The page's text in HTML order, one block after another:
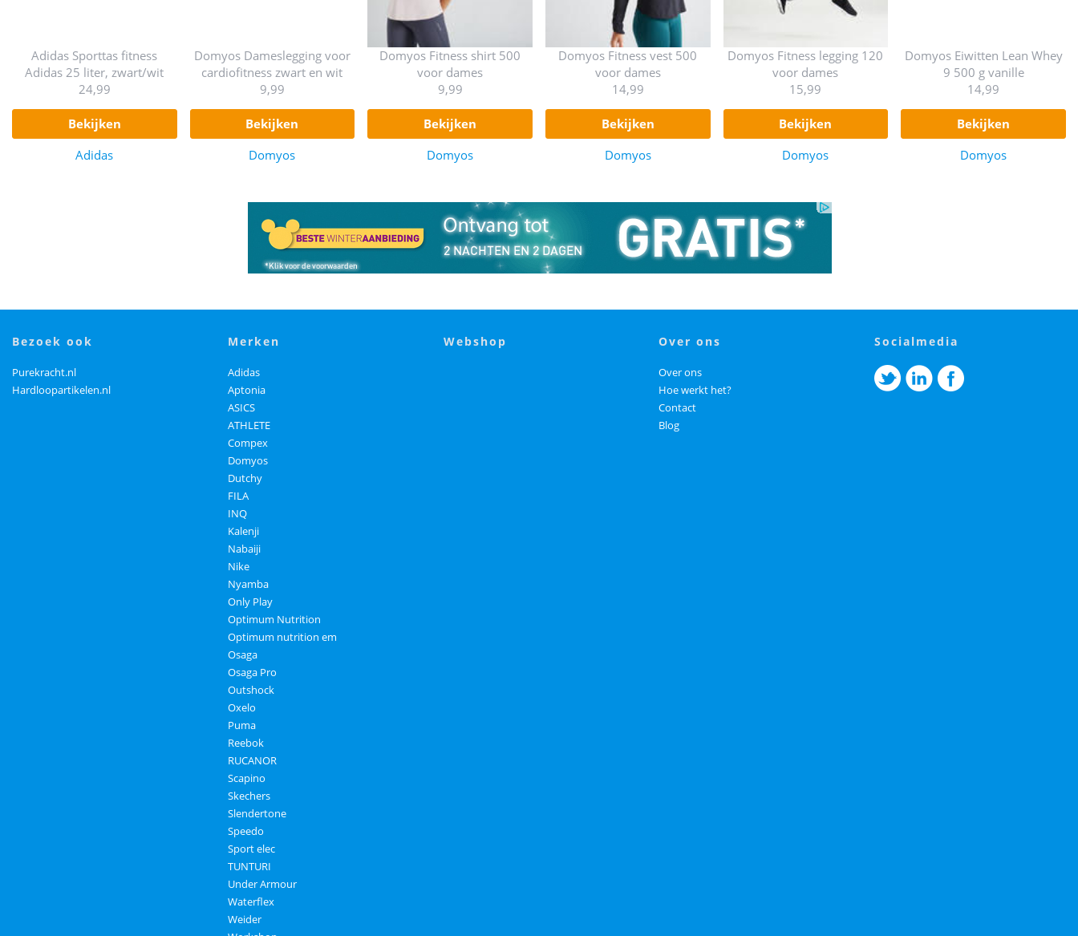
Adidas Sporttas fitness
Adidas 25 liter, zwart/wit
24,99
bekijken
Adidas
Domyos Dameslegging voor
cardiofitness zwart en wit
9,99
bekijken
Domyos
Domyos Fitness shirt 500
voor dames
9,99
bekijken
Domyos
Domyos Fitness vest 500
voor dames
14,99
bekijken
Domyos
Domyos Fitness legging 120
voor dames
15,99
bekijken
Domyos
Domyos Eiwitten Lean Whey
9 500 g vanille
14,99
bekijken
Domyos
bezoek ook
Purekracht.nl
Hardloopartikelen.nl
merken
Adidas
Aptonia
ASICS
ATHLETE
Compex
Domyos
Dutchy
FILA
INQ
Kalenji
Nabaiji
Nike
Nyamba
Only Play
Optimum Nutrition
Optimum nutrition em
Osaga
Osaga Pro
Outshock
Oxelo
Puma
Reebok
RUCANOR
Scapino
Skechers
Slendertone
Speedo
Sport elec
TUNTURI
Under Armour
Waterflex
Weider
webshop over ons
Over ons
Hoe werkt het?
Contact
Blog
socialmedia